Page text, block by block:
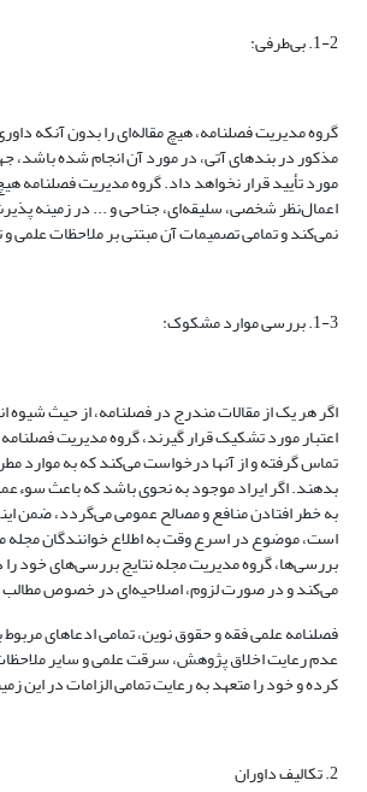
1-2. بی‌طرفی:
گروه مدیریت فصلنامه، هیچ مقاله‌ای را بدون آنکه
مذکور در بندهای آتی، در مورد آن انجام شده باشد،‌
مورد تأیید قرار نخواهد داد. گروه مدیریت فصلنامه
اعمال‌نظر شخصی، سلیقه‌ای، جناحی و ... در زمینه
نمی‌کند و تمامی تصمیمات آن مبتنی بر ملاحظات
1-3. بررسی موارد مشکوک:
اگر هر یک از مقالات مندرج در فصلنامه، از حیث شیوه
اعتبار مورد تشکیک قرار گیرند، گروه مدیریت فصلنامه
تماس گرفته و از آنها درخواست می‌کند که به موارد
بدهند. اگر ایراد موجود به نحوی باشد که باعث
به خطر افتادن منافع و مصالح عمومی می‌گردد، ضمن
است، موضوع در اسرع وقت به اطلاع خوانندگان
بررسی‌ها، گروه مدیریت مجله نتایج بررسی‌های خود
می‌کند و در صورت لزوم، اصلاحیه‌ای در خصوص
فصلنامه علمی فقه و حقوق نوین، تمامی ادعاهای
عدم رعایت اخلاق پژوهش، سرقت علمی و سایر
کرده و خود را متعهد به رعایت تمامی الزامات در این
2. تکالیف داوران